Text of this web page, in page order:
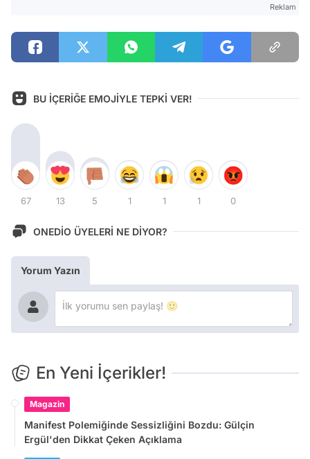
Reklam
BU İÇERİĞE EMOJİYLE TEPKİ VER!
67 13 5 1 1 1 0
ONEDİO ÜYELERİ NE DİYOR?
Yorum Yazın
En Yeni İçerikler!
Magazin
Manifest Polemiğinde Sessizliğini Bozdu: Gülçin
Ergül'den Dikkat Çeken Açıklama